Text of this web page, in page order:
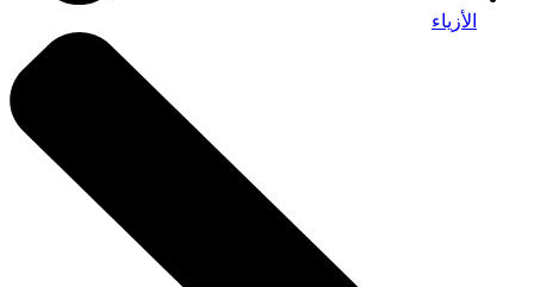
الأزياء